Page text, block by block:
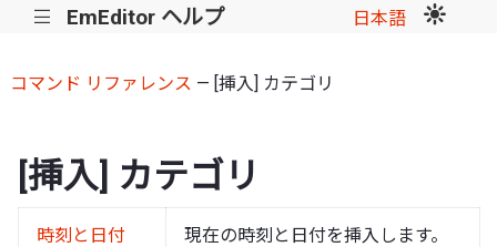
||| EmEditor ヘルプ 日本語
コマンド リファレンス — [挿入] カテゴリ
[挿入] カテゴリ
時刻と日付 現在の時刻と日付を挿入します。